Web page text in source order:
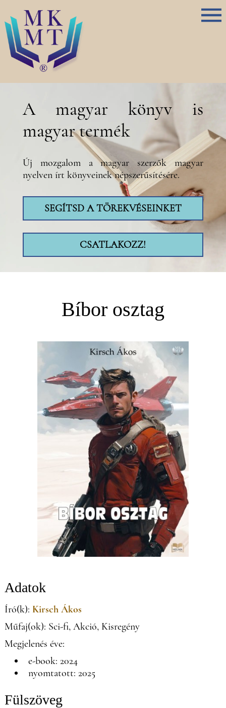
A magyar könyv is
magyar termék
Új mozgalom a magyar szerzők magyar
nyelven írt könyveinek népszerűsítésére.
SEGÍTSD A TÖREKVÉSEINKET
CSATLAKOZZ!
Bíbor osztag
Adatok
Író(k): Kirsch Ákos
Műfaj(ok): Sci-fi, Akció, Kisregény
Megjelenés éve:
e-book: 2024
nyomtatott: 2025
Fülszöveg